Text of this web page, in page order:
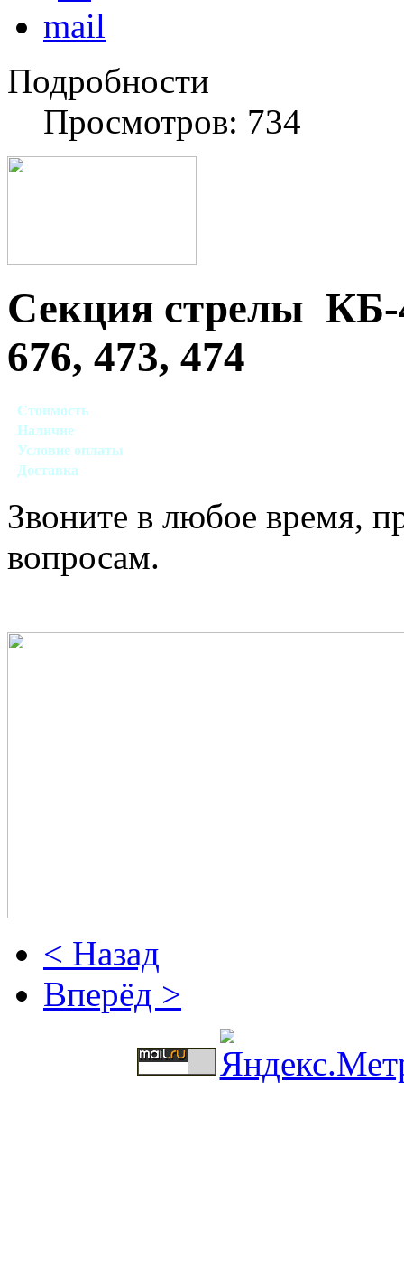
Подробности
Просмотров: 734
Секция стрелы КБ-
676, 473, 474
Стоимость
Наличие
Условие оплаты
Доставка
Звоните в любое время,
вопросам.
< Назад
Вперёд >